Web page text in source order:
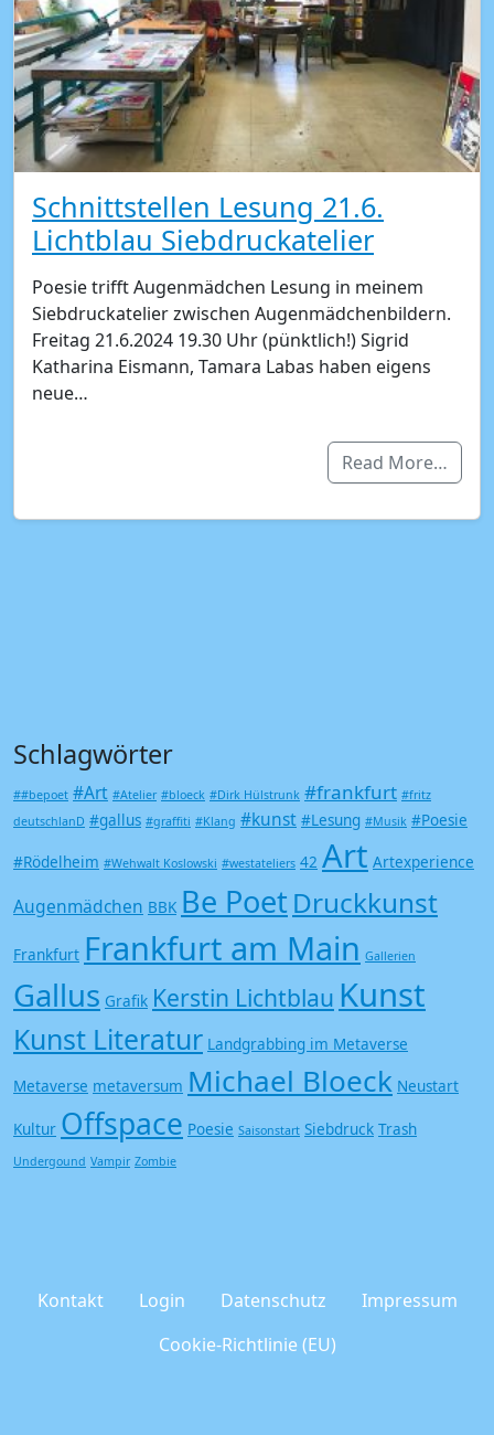
Schnittstellen Lesung 21.6.
Lichtblau Siebdruckatelier
Poesie trifft Augenmädchen Lesung in meinem
Siebdruckatelier zwischen Augenmädchenbildern.
Freitag 21.6.2024 19.30 Uhr (pünktlich!) Sigrid
Katharina Eismann, Tamara Labas haben eigens
neue…
Read More…
Schlagwörter
##bepoet #Art #Atelier #bloeck #Dirk Hülstrunk #frankfurt #fritz
deutschlanD #gallus #graffiti #Klang #kunst #Lesung #Musik #Poesie
#Rödelheim #Wehwalt Koslowski #westateliers 42 Art Artexperience
Augenmädchen BBK Be Poet Druckkunst
Frankfurt Frankfurt am Main Gallerien
Gallus Grafik Kerstin Lichtblau Kunst
Kunst Literatur Landgrabbing im Metaverse
Metaverse metaversum Michael Bloeck Neustart
Kultur Offspace Poesie Saisonstart Siebdruck Trash
Undergound Vampir Zombie
Kontakt Login Datenschutz
Impressum
Cookie-Richtlinie (EU)